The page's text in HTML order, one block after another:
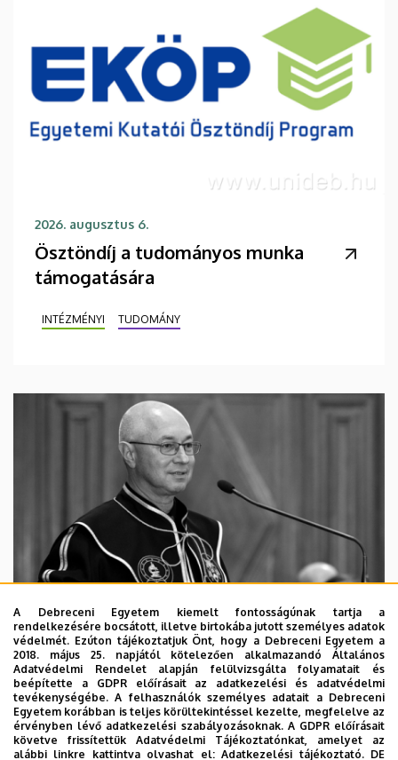
2026. augusztus 6.
Ösztöndíj a tudományos munka
támogatására
INTÉZMÉNYI TUDOMÁNY
2026. augusztus 5.
Díszdoktorát gyászolja a Debreceni
Egyetem
A Debreceni Egyetem kiemelt fontosságúnak tartja a
rendelkezésére bocsátott, illetve birtokába jutott személyes adatok
védelmét. Ezúton tájékoztatjuk Önt, hogy a Debreceni Egyetem a
2018. május 25. napjától kötelezően alkalmazandó Általános
Adatvédelmi Rendelet alapján felülvizsgálta folyamatait és
beépítette a GDPR előírásait az adatkezelési és adatvédelmi
tevékenységébe. A felhasználók személyes adatait a Debreceni
Egyetem korábban is teljes körültekintéssel kezelte, megfelelve az
érvényben lévő adatkezelési szabályozásoknak. A GDPR előírásait
követve frissítettük Adatvédelmi Tájékoztatónkat, amelyet az
alábbi linkre kattintva olvashat el:Adatkezelési tájékoztató. DE